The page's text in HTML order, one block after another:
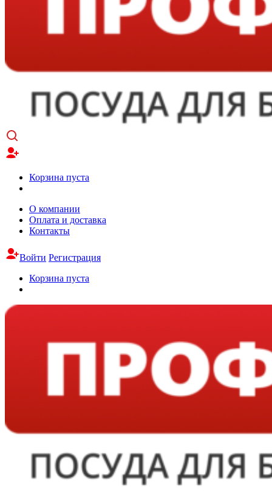
Корзина пуста
О компании
Оплата и доставка
Контакты
Войти Регистрация
Корзина пуста